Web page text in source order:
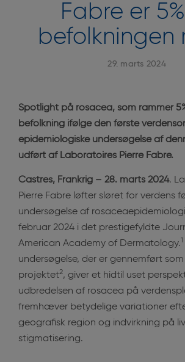
Fabre er
befolkningen
29. marts 2024
Spotlight på rosacea, som rammer
befolkning ifølge den første
epidemiologiske undersøgelse af
udført af Laboratoires Pierre Fabre.
Castres, Frankrig – 28. marts 2024.
Pierre Fabre løfter sløret for verdens
undersøgelse af
februar 2024 i det prestigefyldte
American Academy of Dermatology.1
undersøgelse, der er gennemført
projektet2, giver et hidtil uset
udbredelsen af rosacea på
fremhæver betydelige variationer
geografisk region og indvirkning på
stigmatisering.